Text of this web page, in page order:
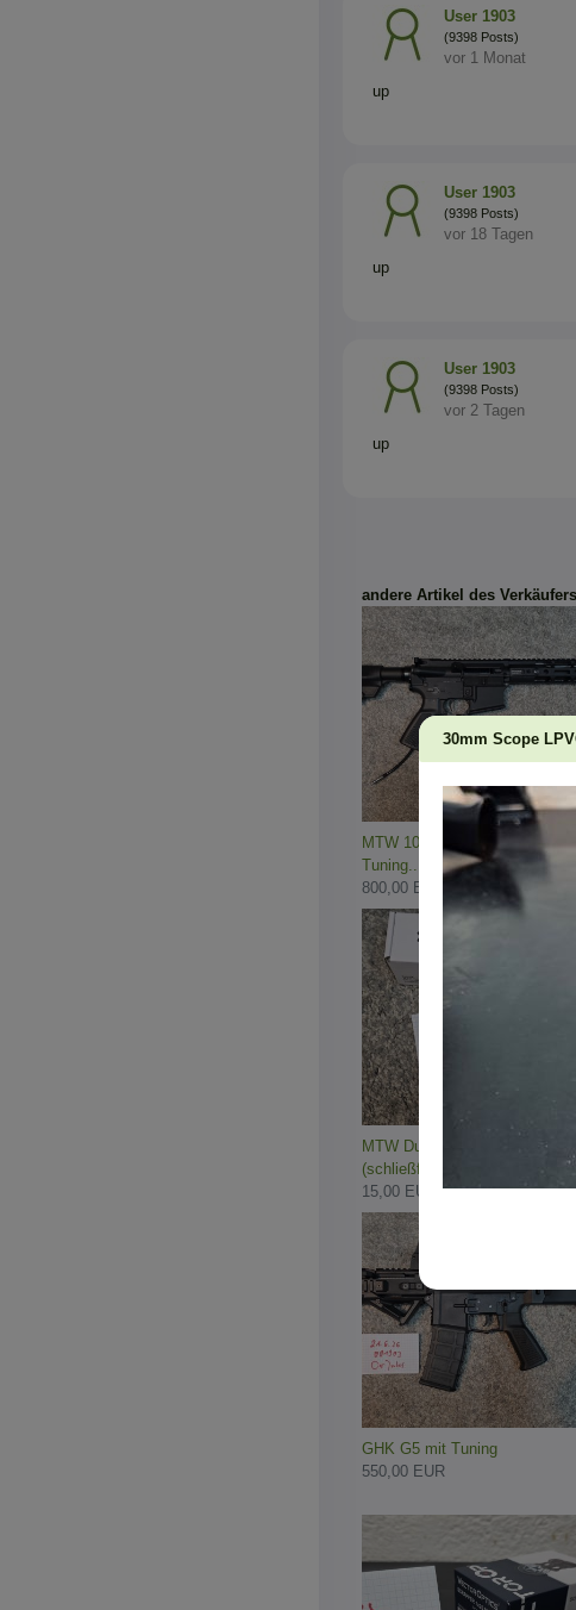
30mm Scope
User 1903
(9398 Posts)
vor 1 Monat
up
User 1903
(9398 Posts)
vor 18 Tagen
up
User 1903
(9398 Posts)
vor 2 Tagen
up
andere Artikel des
MTW 10" Forged Gen3 mit
Tuning...
800,00 EUR
MTW Dustcover
(schließfähig)...
15,00 EUR
GHK G5 mit Tuning
550,00 EUR